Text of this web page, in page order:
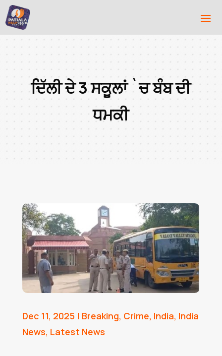
ਦਿੱਲੀ ਦੇ 3 ਸਕੂਲਾਂ `ਚ ਬੰਬ ਦੀ
ਧਮਕੀ
Dec 11, 2025 | Breaking, Crime, India, India
News, Latest News